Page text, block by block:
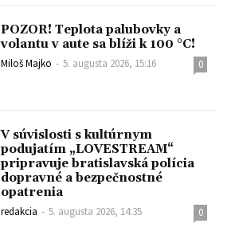
POZOR! Teplota palubovky a
volantu v aute sa blíži k 100 °C!
Miloš Majko - 5. augusta 2026, 15:16 0
V súvislosti s kultúrnym
podujatím „LOVESTREAM“
pripravuje bratislavská polícia
dopravné a bezpečnostné
opatrenia
redakcia - 5. augusta 2026, 14:35 0